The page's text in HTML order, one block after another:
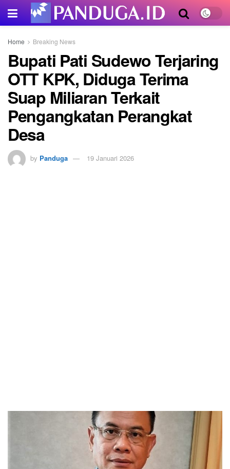
Home Breaking News
Bupati Pati Sudewo Terjaring
OTT KPK, Diduga Terima
Suap Miliaran Terkait
Pengangkatan Perangkat
Desa
by Panduga 19 Januari 2026